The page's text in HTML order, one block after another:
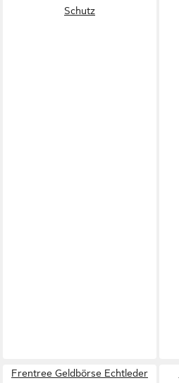
Schutz
Frentree Geldbörse Echtleder